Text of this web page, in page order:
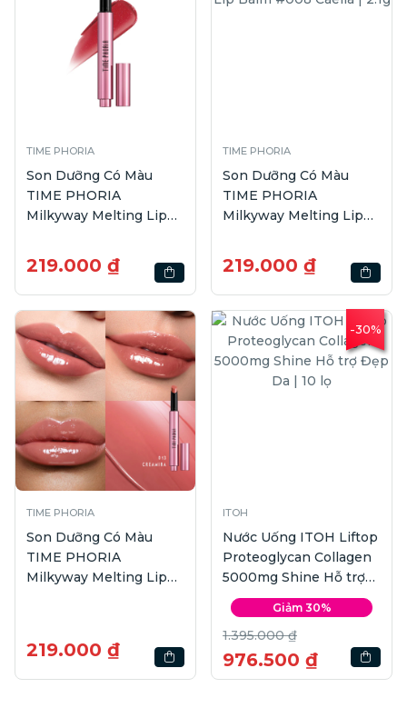
TIME PHORIA
Son Dưỡng Có Màu
TIME PHORIA
Milkyway Melting Lip
219.000 ₫
TIME PHORIA
Son Dưỡng Có Màu
TIME PHORIA
Milkyway Melting Lip
219.000 ₫
TIME PHORIA
Son Dưỡng Có Màu
TIME PHORIA
Milkyway Melting Lip
219.000 ₫
-30%
ITOH
Nước Uống ITOH Liftop
Proteoglycan Collagen
5000mg Shine Hỗ trợ
Đẹp Da | 10 lọ
Giảm 30%
1.395.000 ₫
976.500 ₫